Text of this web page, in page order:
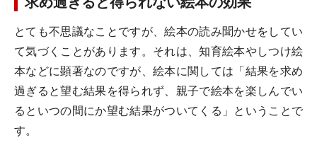
とても不思議なことですが、絵本の読み聞かせをしてい
て気づくことがあります。それは、知育絵本やしつけ絵
本などに顕著なのですが、絵本に関しては「結果を求め
過ぎると望む結果を得られず、親子で絵本を楽しんでい
るといつの間にか望む結果がついてくる」ということで
す。